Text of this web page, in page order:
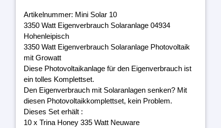
Artikelnummer: Mini Solar 10
3350 Watt Eigenverbrauch Solaranlage 04934
Hohenleipisch
3350 Watt Eigenverbrauch Solaranlage Photovoltaik
mit Growatt
Diese Photovoltaikanlage für den Eigenverbrauch ist
ein tolles Komplettset.
Den Eigenverbrauch mit Solaranlagen senken? Mit
diesen Photovoltaikkomplettset, kein Problem.
Dieses Set erhält :
10 x Trina Honey 335 Watt Neuware